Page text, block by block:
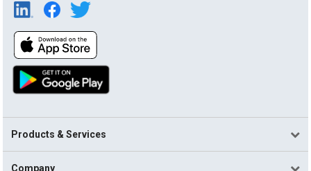
Products & Services
Company